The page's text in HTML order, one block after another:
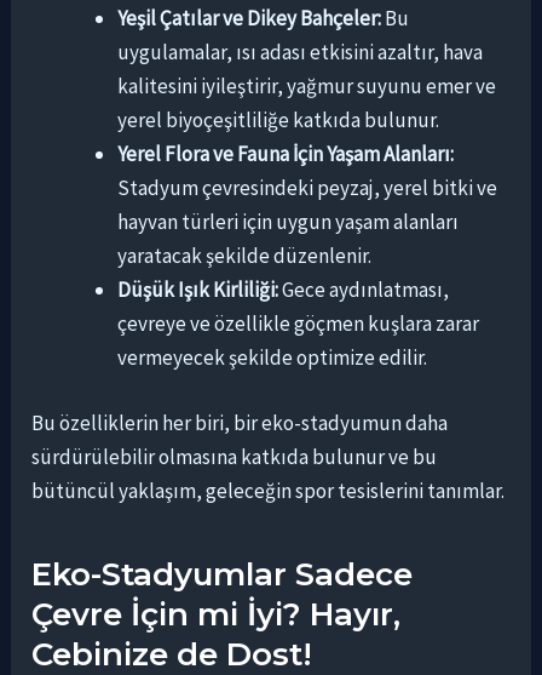
Yeşil Çatılar ve Dikey Bahçeler:Bu
uygulamalar, ısı adası etkisini azaltır, hava
kalitesini iyileştirir, yağmur suyunu emer ve
yerel biyoçeşitliliğe katkıda bulunur.
Yerel Flora ve Fauna İçin Yaşam Alanları:
Stadyum çevresindeki peyzaj, yerel bitki ve
hayvan türleri için uygun yaşam alanları
yaratacak şekilde düzenlenir.
Düşük Işık Kirliliği:Gece aydınlatması,
çevreye ve özellikle göçmen kuşlara zarar
vermeyecek şekilde optimize edilir.
Bu özelliklerin her biri, bir eko-stadyumun daha
sürdürülebilir olmasına katkıda bulunur ve bu
bütüncül yaklaşım, geleceğin spor tesislerini tanımlar.
Eko-Stadyumlar Sadece
Çevre İçin mi İyi? Hayır,
Cebinize de Dost!